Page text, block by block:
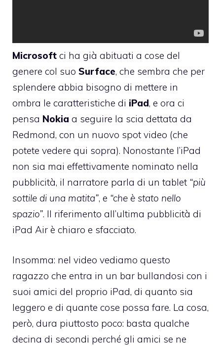
Microsoft ci ha già abituati a cose del
genere col suo Surface, che sembra che per
splendere abbia bisogno di mettere in
ombra le caratteristiche di iPad, e ora ci
pensa Nokia a seguire la scia dettata da
Redmond, con un nuovo spot video (che
potete vedere qui sopra). Nonostante l’iPad
non sia mai effettivamente nominato nella
pubblicità, il narratore parla di un tablet “più
sottile di una matita”, e “che è stato nello
spazio”. Il riferimento all’ultima pubblicità di
iPad Air è chiaro e sfacciato.
Insomma: nel video vediamo questo
ragazzo che entra in un bar bullandosi con i
suoi amici del proprio iPad, di quanto sia
leggero e di quante cose possa fare. La cosa,
però, dura piuttosto poco: basta qualche
decina di secondi perché gli amici se ne